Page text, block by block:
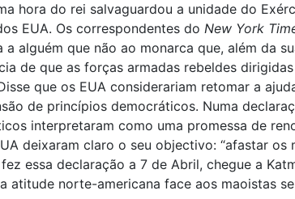
hora do rei salvaguardou a unidade do
EUA. Os correspondentes do New York
alguém que não ao monarca que, além da
de que as forças armadas rebeldes
que os EUA considerariam retomar a
de princípios democráticos. Numa
interpretaram como uma promessa de
deixaram claro o seu objectivo: “afastar os
essa declaração a 7 de Abril, chegue a
norte-americana face aos maoistas